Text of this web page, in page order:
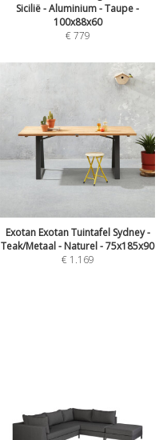
Sicilië - Aluminium - Taupe -
100x88x60
€779
Exotan Exotan Tuintafel Sydney -
Teak/Metaal - Naturel - 75x185x90
€ 1.169